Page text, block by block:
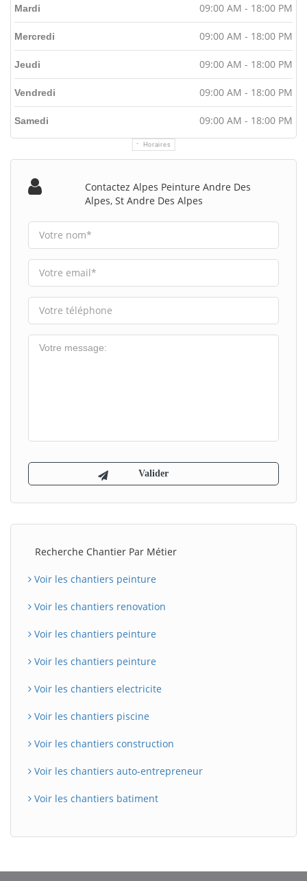
Horaires
Mardi 09:00 AM - 18:00 PM
Mercredi 09:00 AM - 18:00 PM
Jeudi 09:00 AM - 18:00 PM
Vendredi 09:00 AM - 18:00 PM
Samedi 09:00 AM - 18:00 PM
Contactez Alpes Peinture Andre Des
Alpes, St Andre Des Alpes
Recherche Chantier Par Métier
Voir les chantiers peinture
Voir les chantiers renovation
Voir les chantiers peinture
Voir les chantiers peinture
Voir les chantiers electricite
Voir les chantiers piscine
Voir les chantiers construction
Voir les chantiers auto-entrepreneur
Voir les chantiers batiment